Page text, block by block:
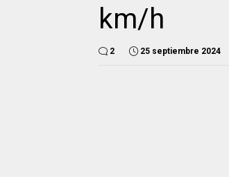
km/h
2 25 septiembre 2024